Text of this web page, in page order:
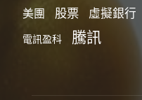
美團 股票 虛擬銀行
電訊盈科 騰訊